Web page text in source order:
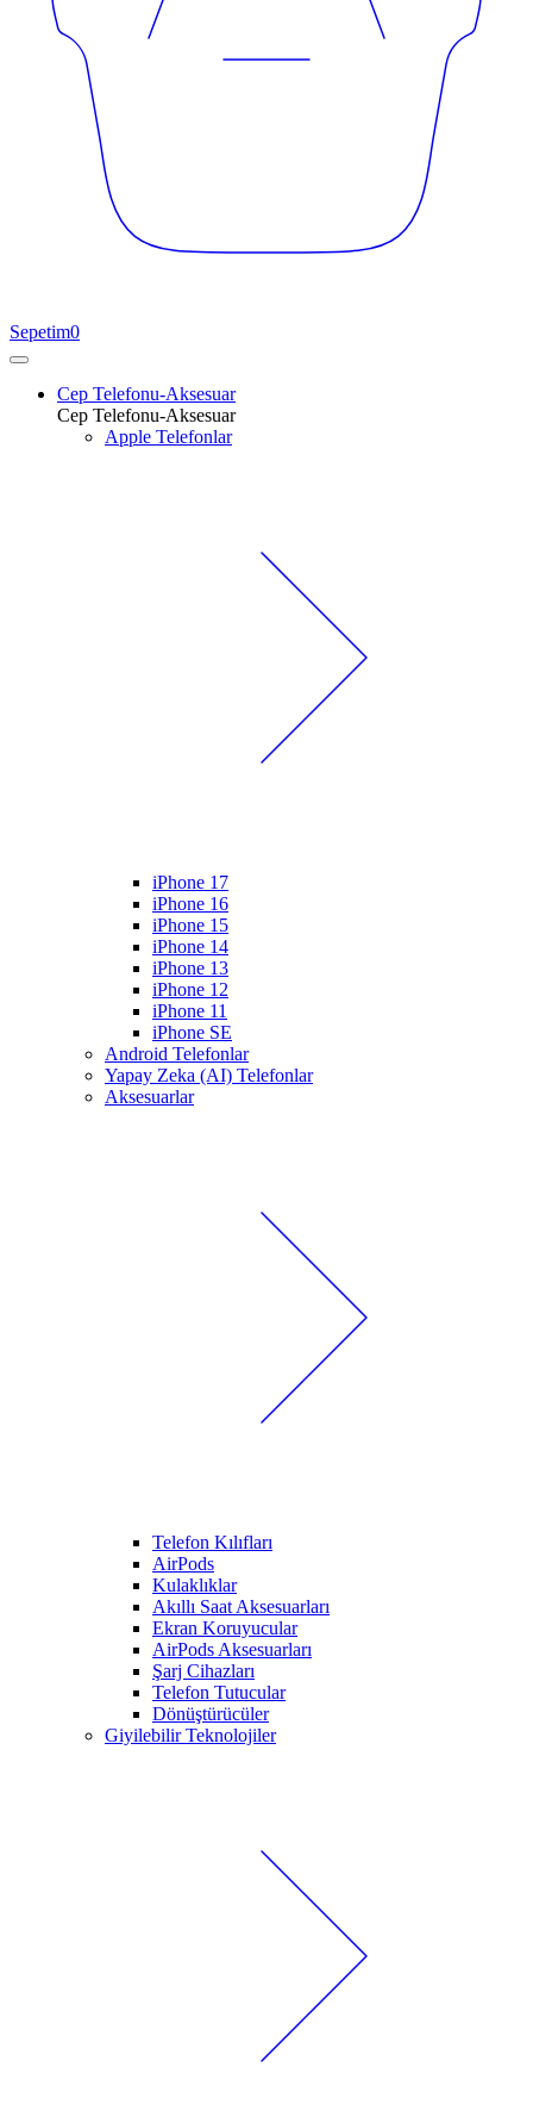
Sepetim0
Cep Telefonu-Aksesuar
Cep Telefonu-Aksesuar
Apple Telefonlar
iPhone 17
iPhone 16
iPhone 15
iPhone 14
iPhone 13
iPhone 12
iPhone 11
iPhone SE
Android Telefonlar
Yapay Zeka (AI) Telefonlar
Aksesuarlar
Telefon Kılıfları
AirPods
Kulaklıklar
Akıllı Saat Aksesuarları
Ekran Koruyucular
AirPods Aksesuarları
Şarj Cihazları
Telefon Tutucular
Dönüştürücüler
Giyilebilir Teknolojiler